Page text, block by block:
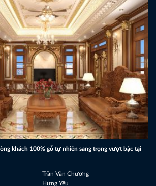
khách 100% gỗ tự nhiên sang trọng vượt bậc tại
Trần Văn Chương
Hưng Yêu